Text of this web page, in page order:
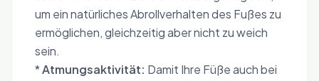
um ein natürliches Abrollverhalten des Fußes zu
ermöglichen, gleichzeitig aber nicht zu weich
sein.
*Atmungsaktivität: Damit Ihre Füße auch bei